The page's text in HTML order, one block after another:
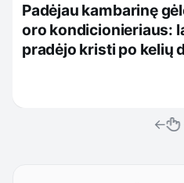
Padėjau kambarinę
oro kondicionieriaus:
pradėjo kristi po kelių
←